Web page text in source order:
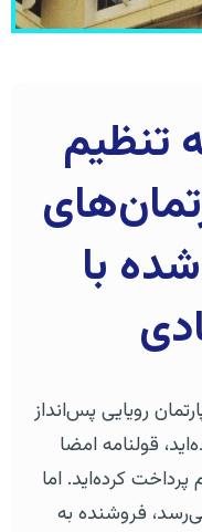
تنظیم
با
رویایی پس‌انداز
قولنامه امضا
کرده‌اید. اما
فروشنده به